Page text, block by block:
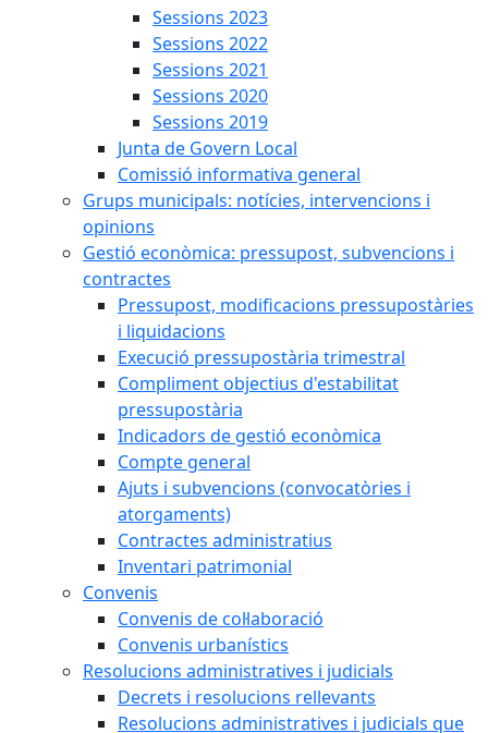
Sessions 2023
Sessions 2022
Sessions 2021
Sessions 2020
Sessions 2019
Junta de Govern Local
Comissió informativa general
Grups municipals: notícies, intervencions i
opinions
Gestió econòmica: pressupost, subvencions i
contractes
Pressupost, modificacions pressupostàries
i liquidacions
Execució pressupostària trimestral
Compliment objectius d'estabilitat
pressupostària
Indicadors de gestió econòmica
Compte general
Ajuts i subvencions (convocatòries i
atorgaments)
Contractes administratius
Inventari patrimonial
Convenis
Convenis de col·laboració
Convenis urbanístics
Resolucions administratives i judicials
Decrets i resolucions rellevants
Resolucions administratives i judicials que